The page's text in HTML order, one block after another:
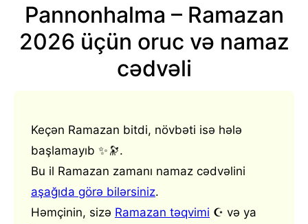
Pannonhalma – Ramazan
2026 üçün oruc və namaz
cədvəli
Keçən Ramazan bitdi, növbəti isə hələ
başlamayıb ✨🔭.
Bu il Ramazan zamanı namaz cədvəlini
aşağıda görə bilərsiniz.
Həmçinin, sizə Ramazan təqvimi ☪️ və ya